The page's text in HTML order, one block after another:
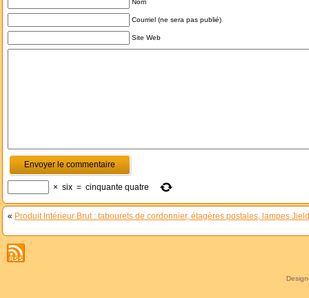
Nom
Courriel (ne sera pas publié)
Site Web
× six = cinquante quatre
« Produit Intérieur Brut : tabourets de cordonnier, étagères postales, lampes